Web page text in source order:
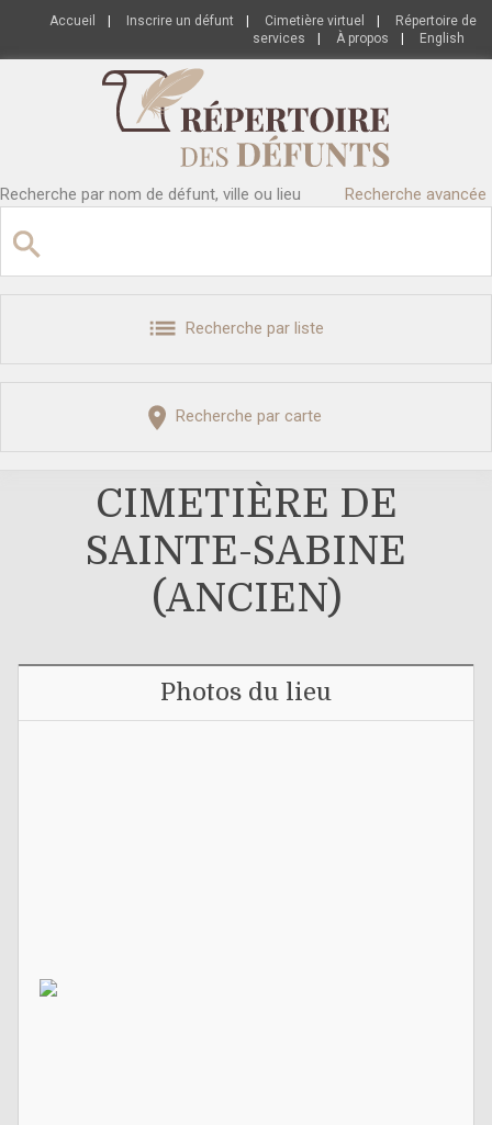
Accueil Inscrire un défunt Cimetière virtuel
Répertoire de
services
À propos English
Recherche par nom de défunt, ville ou lieu Recherche avancée
Recherche par liste
Recherche par carte
CIMETIÈRE DE
SAINTE-SABINE
(ANCIEN)
Photos du lieu